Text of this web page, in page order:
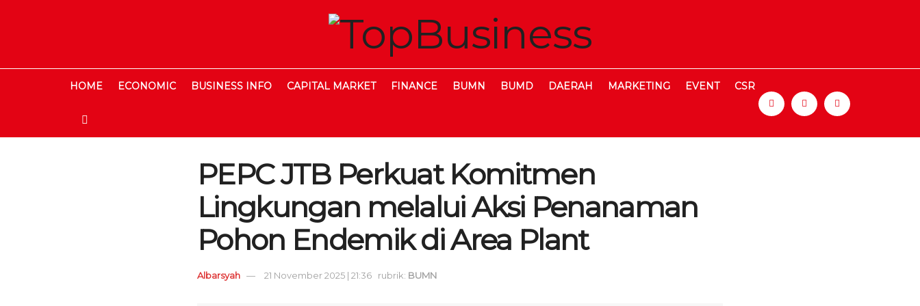
HOME ECONOMIC BUSINESS INFO CAPITAL MARKET FINANCE BUMN BUMD DAERAH MARKETING EVENT CSR
PEPC JTB Perkuat Komitmen
Lingkungan melalui Aksi Penanaman
Pohon Endemik di Area Plant
Albarsyah 21 November 2025 | 21:36 rubrik: BUMN